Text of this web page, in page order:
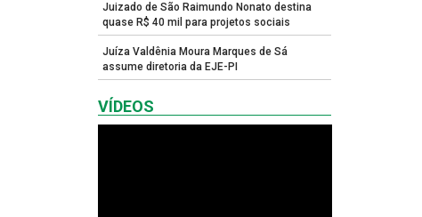
Juizado de São Raimundo Nonato destina
quase R$ 40 mil para projetos sociais
Juíza Valdênia Moura Marques de Sá
assume diretoria da EJE-PI
VÍDEOS